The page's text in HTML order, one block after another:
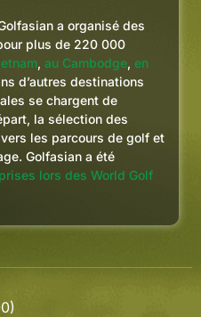
a organisé des
plus de 220 000
, au Cambodge, en
d’autres destinations
se chargent de
la sélection des
les parcours de golf et
Golfasian a été
lors des World Golf